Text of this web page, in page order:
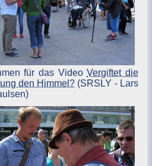
für das VideoVergiftet die
den Himmel? (SRSLY - Lars